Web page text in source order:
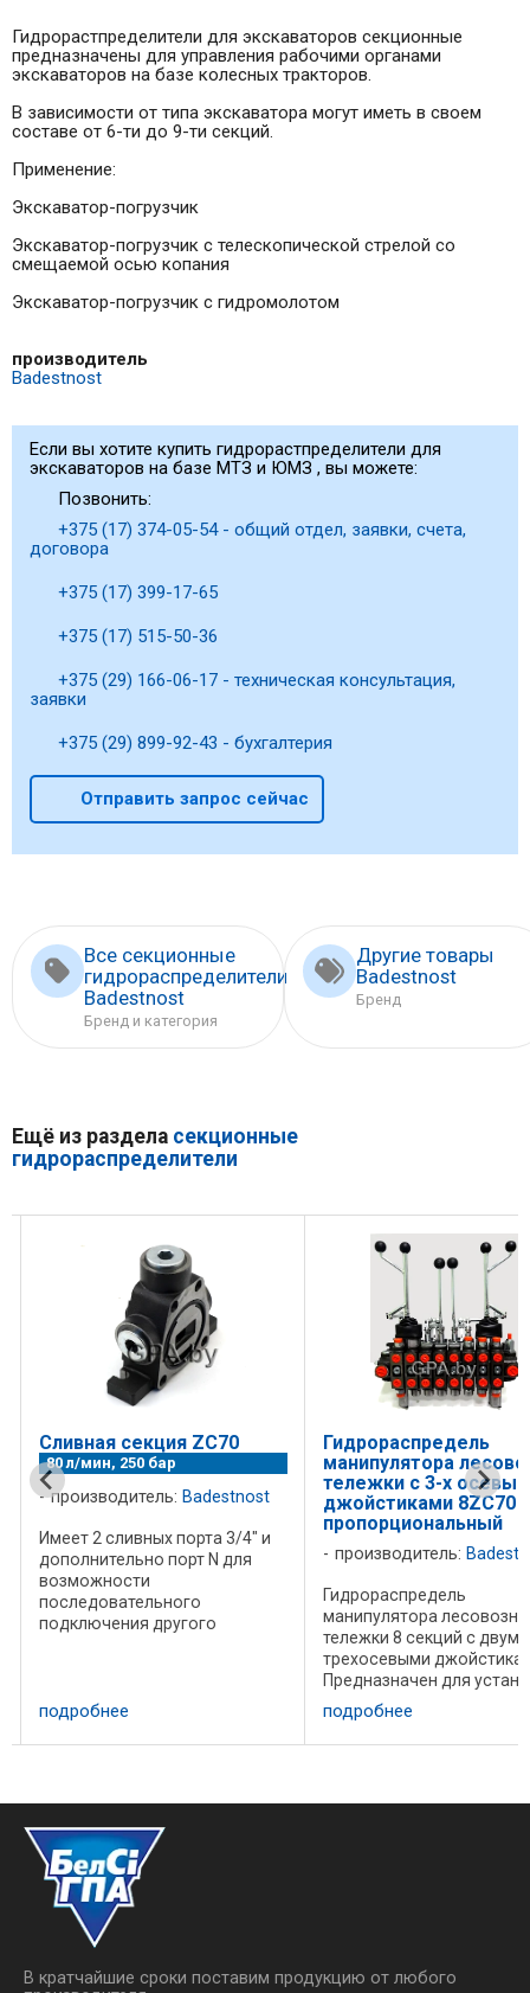
Гидрорастпределители для экскаваторов секционные
предназначены для управления рабочими органами
экскаваторов на базе колесных тракторов.
В зависимости от типа экскаватора могут иметь в своем
составе от 6-ти до 9-ти секций.
Применение:
Экскаватор-погрузчик
Экскаватор-погрузчик с телескопической стрелой со
смещаемой осью копания
Экскаватор-погрузчик с гидромолотом
производитель
Badestnost
Если вы хотите купить гидрорастпределители для
экскаваторов на базе МТЗ и ЮМЗ , вы можете:
Позвонить:
+375 (17) 374-05-54 - общий отдел, заявки, счета,
договора
+375 (17) 399-17-65
+375 (17) 515-50-36
+375 (29) 166-06-17 - техническая консультация,
заявки
+375 (29) 899-92-43 - бухгалтерия
Отправить запрос сейчас
Все секционные
гидрораспределители
Badestnost
Бренд и категория
Другие товары
Badestnost
Бренд
Ещё из раздела секционные
гидрораспределители
Сливная секция ZC70
80 л/мин, 250 бар
производитель: Badestnost
Имеет 2 сливных порта 3/4" и
дополнительно порт N для
возможности
последовательного
подключения другого
Температура воздуха -40C…
минеральное гидравлическое
подробнее
Гидрораспредель
манипулятора
тележки с 3-х
джойстиками 8ZC70
пропорциональный
производитель:
Гидрораспредель
манипулятора
тележки 8 секций с двумя
трехосевыми
Предназначен для
на лесовозные тележки с
гидравлическими
манипуляторами, так же
удобно ...
подробнее
В кратчайшие сроки поставим продукцию от любого